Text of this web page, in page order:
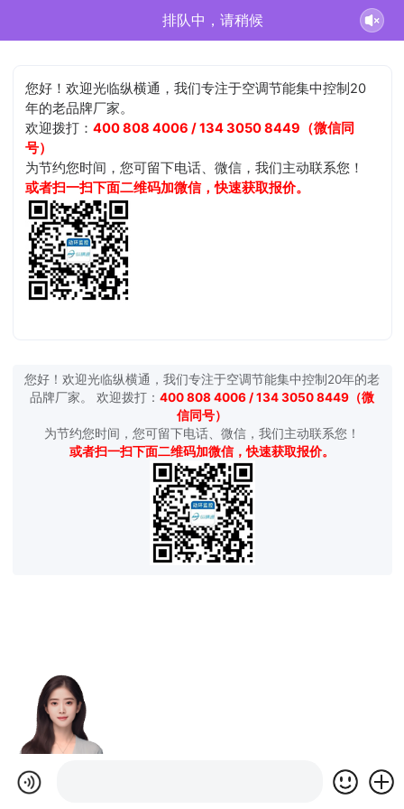
排队中，请稍候
您好！欢迎光临纵横通，我们专注于空调节能集中控制20
年的老品牌厂家。
欢迎拨打：400 808 4006 / 134 3050 8449（微信同
号）
为节约您时间，您可留下电话、微信，我们主动联系您！
或者扫一扫下面二维码加微信，快速获取报价。
您好！欢迎光临纵横通，我们专注于空调节能集中控制20年的老
品牌厂家。 欢迎拨打： 400 808 4006 / 134 3050 8449（微
信同号）
为节约您时间，您可留下电话、微信，我们主动联系您！
或者扫一扫下面二维码加微信，快速获取报价。